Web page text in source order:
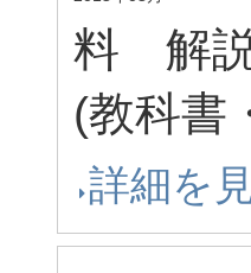
料 解
(教科書
詳細を